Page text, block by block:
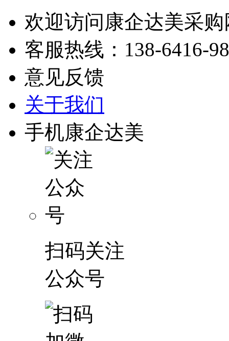
欢迎访问康企达美采购
客服热线： 138-6416-
意见反馈
关于我们
手机康企达美
扫码关注
公众号